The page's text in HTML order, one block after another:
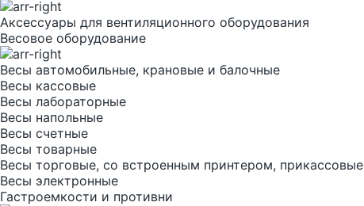
Аксессуары для вентиляционного оборудования
Весовое оборудование
Весы автомобильные, крановые и балочные
Весы кассовые
Весы лабораторные
Весы напольные
Весы счетные
Весы товарные
Весы торговые, со встроенным принтером, прикассовые
Весы электронные
Гастроемкости и противни